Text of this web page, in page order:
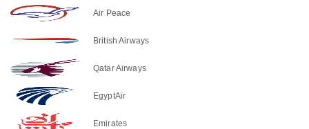
Air Peace
British Airways
Qatar Airways
EgyptAir
Emirates